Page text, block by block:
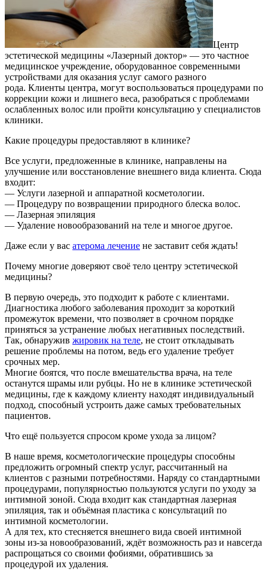
Центр
эстетической медицины «Лазерный доктор» — это частное
медицинское учреждение, оборудованное современными
устройствами для оказания услуг самого разного
рода. Клиенты центра, могут воспользоваться процедурами по
коррекции кожи и лишнего веса, разобраться с проблемами
ослабленных волос или пройти консультацию у специалистов
клиники.
Какие процедуры предоставляют в клинике?
Все услуги, предложенные в клинике, направлены на
улучшение или восстановление внешнего вида клиента. Сюда
входит:
— Услуги лазерной и аппаратной косметологии.
— Процедуру по возвращении природного блеска волос.
— Лазерная эпиляция
— Удаление новообразований на теле и многое другое.
Даже если у вас атерома лечение не заставит себя ждать!
Почему многие доверяют своё тело центру эстетической
медицины?
В первую очередь, это подходит к работе с клиентами.
Диагностика любого заболевания проходит за короткий
промежуток времени, что позволяет в срочном порядке
приняться за устранение любых негативных последствий.
Так, обнаружив жировик на теле, не стоит откладывать
решение проблемы на потом, ведь его удаление требует
срочных мер.
Многие боятся, что после вмешательства врача, на теле
останутся шрамы или рубцы. Но не в клинике эстетической
медицины, где к каждому клиенту находят индивидуальный
подход, способный устроить даже самых требовательных
пациентов.
Что ещё пользуется спросом кроме ухода за лицом?
В наше время, косметологические процедуры способны
предложить огромный спектр услуг, рассчитанный на
клиентов с разными потребностями. Наряду со стандартными
процедурами, популярностью пользуются услуги по уходу за
интимной зоной. Сюда входит как стандартная лазерная
эпиляция, так и объёмная пластика с консультаций по
интимной косметологии.
А для тех, кто стесняется внешнего вида своей интимной
зоны из-за новообразований, ждёт возможность раз и навсегда
распрощаться со своими фобиями, обратившись за
процедурой их удаления.